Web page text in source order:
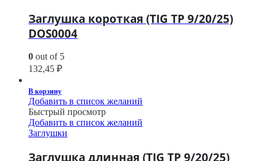
Заглушка короткая (TIG TP 9/20/25)
DOS0004
0 out of 5
132,45 ₽
В корзину
Добавить в список желаний
Быстрый просмотр
Добавить в список желаний
Заглушки
Заглушка длинная (TIG TP 9/20/25)